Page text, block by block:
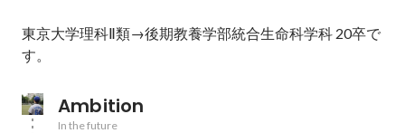
東京大学理科Ⅱ類→後期教養学部統合生命科学科 20卒で
す。
Ambition
In the future